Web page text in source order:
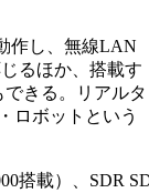
作し、無線LAN
るほか、搭載す
きる。リアルタ
ロボットという
搭載）、SDR